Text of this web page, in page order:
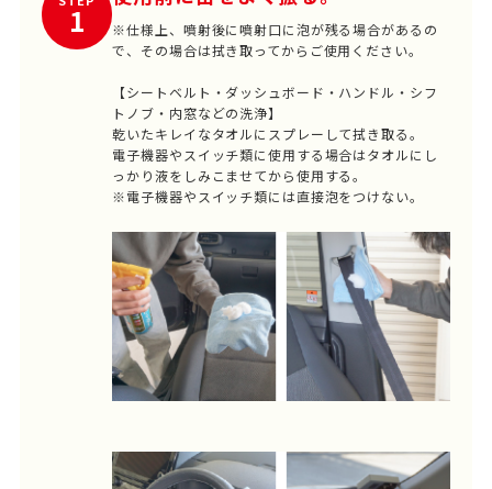
1
※仕様上、噴射後に噴射口に泡が残る場合があるの
で、その場合は拭き取ってからご使用ください。
【シートベルト・ダッシュボード・ハンドル・シフ
トノブ・内窓などの洗浄】
乾いたキレイなタオルにスプレーして拭き取る。
電子機器やスイッチ類に使用する場合はタオルにし
っかり液をしみこませてから使用する。
※電子機器やスイッチ類には直接泡をつけない。